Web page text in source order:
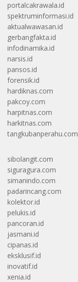
portalcakrawala.id
spektruminformasi.id
aktualwawasan.id
gerbangfakta.id
infodinamika.id
narsis.id
pansos.id
forensik.id
hardiknas.com
pakcoy.com
harpitnas.com
harkitnas.com
tangkubanperahu.com
sibolangit.com
siguragura.com
simanindo.com
padarincang.com
kolektor.id
pelukis.id
pancoran.id
jasmani.id
cipanas.id
eksklusif.id
inovatif.id
xenia.id